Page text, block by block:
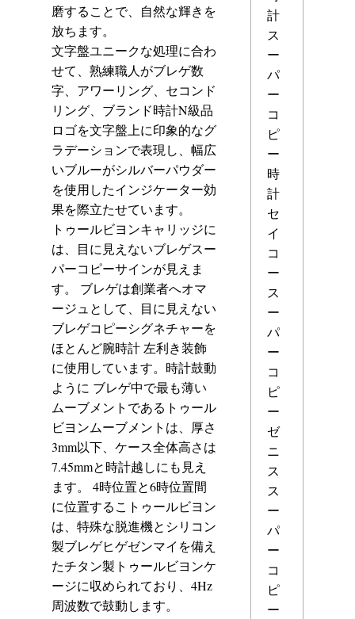
磨することで、自然な輝きを
放ちます。
文字盤ユニークな処理に合わ
せて、熟練職人がブレゲ数
字、アワーリング、セコンド
リング、ブランド時計N級品
ロゴを文字盤上に印象的なグ
ラデーションで表現し、幅広
いブルーがシルバーパウダー
を使用したインジケーター効
果を際立たせています。
トゥールビヨンキャリッジに
は、目に見えないブレゲスー
パーコピーサインが見えま
す。 ブレゲは創業者へオマ
ージュとして、目に見えない
ブレゲコピーシグネチャーを
ほとんど腕時計 左利き装飾
に使用しています。時計鼓動
ように ブレゲ中で最も薄い
ムーブメントであるトゥール
ビヨンムーブメントは、厚さ
3mm以下、ケース全体高さは
7.45mmと時計越しにも見え
ます。 4時位置と6時位置間
に位置するこトゥールビヨン
は、特殊な脱進機とシリコン
製ブレゲヒゲゼンマイを備え
たチタン製トゥールビヨンケ
ージに収められており、4Hz
周波数で鼓動します。
計
ス
ー
パ
ー
コ
ピ
ー
時
計
セ
イ
コ
ー
ス
ー
パ
ー
コ
ピ
ー
ゼ
ニ
ス
ス
ー
パ
ー
コ
ピ
ー